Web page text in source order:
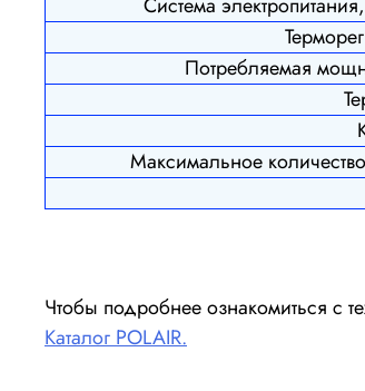
Потребляемая
Максимальное
Чтобы подробнее ознакомиться с
Каталог POLAIR.